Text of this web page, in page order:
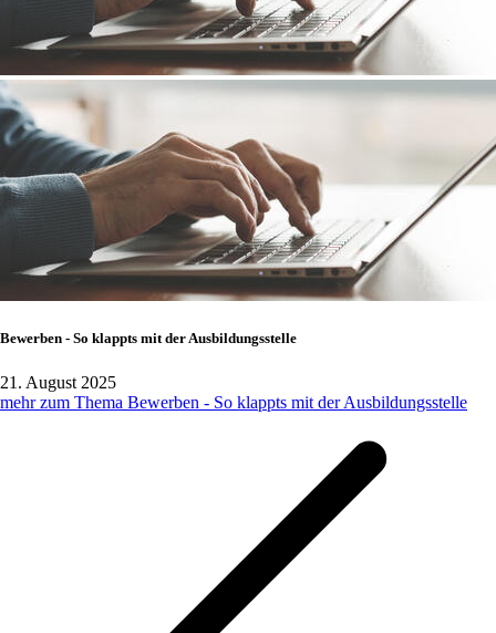
Bewerben - So klappts mit der Ausbildungsstelle
21. August 2025
mehr zum Thema Bewerben - So klappts mit der Ausbildungsstelle